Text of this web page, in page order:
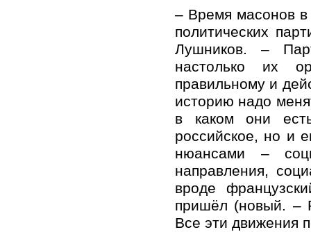
– Время масонов в
политических
Лушников. –
настолько их
правильному и
историю надо
в каком они
российское, но и
нюансами –
направления,
вроде
пришёл (новый. –
Все эти движения